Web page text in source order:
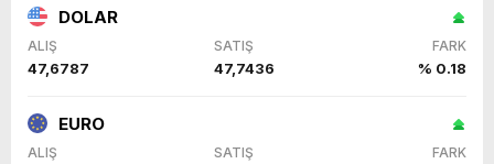
DOLAR
ALIŞ SATIŞ FARK
47,6787 47,7436 % 0.18
EURO
ALIŞ SATIŞ FARK